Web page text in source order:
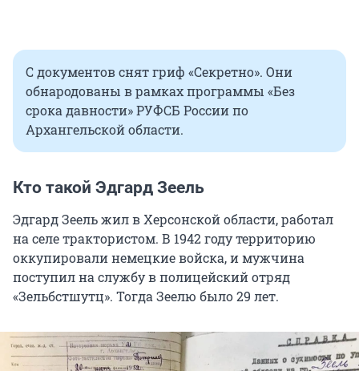
С документов снят гриф «Секретно». Они
обнародованы в рамках программы «Без
срока давности» РУФСБ России по
Архангельской области.
Кто такой Эдгард Зеель
Эдгард Зеель жил в Херсонской области, работал
на селе трактористом. В 1942 году территорию
оккупировали немецкие войска, и мужчина
поступил на службу в полицейский отряд
«Зельбстшутц». Тогда Зеелю было 29 лет.